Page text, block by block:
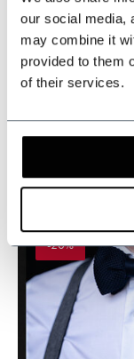
our social media,
may combine it
provided to them
of their services.
Groß
Dieses
-20%